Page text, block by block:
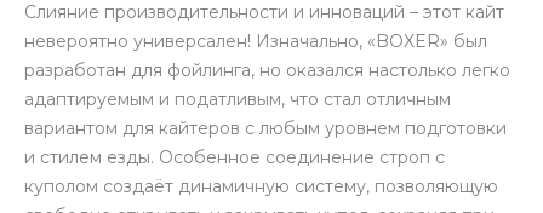
Слияние производительности и инноваций – этот кайт
невероятно универсален! Изначально, «BOXER» был
разработан для фойлинга, но оказался настолько легко
адаптируемым и податливым, что стал отличным
вариантом для кайтеров с любым уровнем подготовки
и стилем езды. Особенное соединение строп с
куполом создаёт динамичную систему, позволяющую